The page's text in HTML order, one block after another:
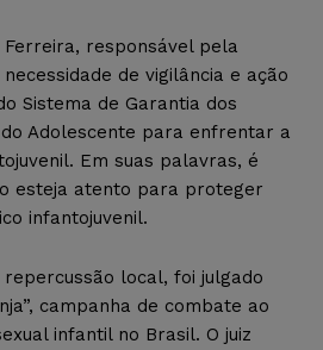
Ferreira, responsável pela
de vigilância e ação
Sistema de Garantia dos
Adolescente para enfrentar a
Em suas palavras, é
esteja atento para proteger
infantojuvenil.
local, foi julgado
campanha de combate ao
infantil no Brasil. O juiz